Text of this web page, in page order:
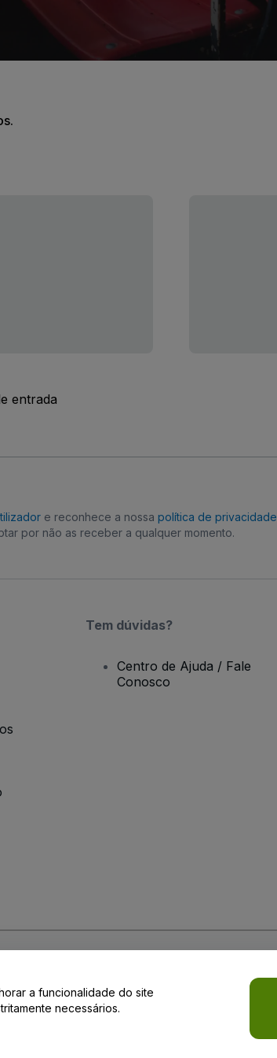
entrada
e reconhece a nossa política de privacidade
por não as receber a qualquer momento.
Tem dúvidas?
Centro de Ajuda / Fale
Conosco
a funcionalidade do site
necessários.